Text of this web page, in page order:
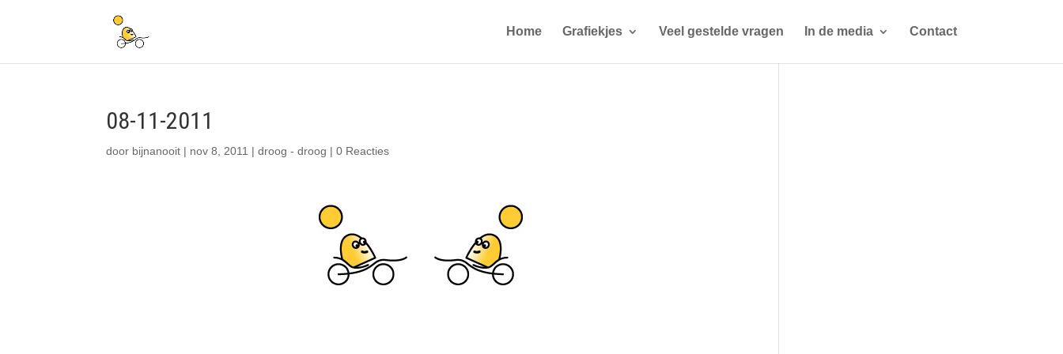
Home Grafiekjes Veel gestelde vragen In de media Contact
08-11-2011
door bijnanooit | nov 8, 2011 |droog - droog |0 Reacties